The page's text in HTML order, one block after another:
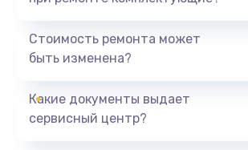
1440 руб.
Ремонт южного моста
Стоимость ремонта может
быть изменена?
Какие документы выдает
сервисный центр?